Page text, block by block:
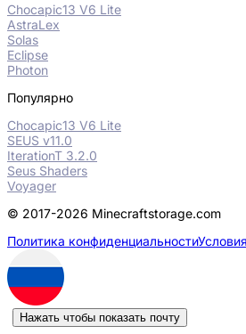
Chocapic13 V6 Lite
AstraLex
Solas
Eclipse
Photon
Популярно
Chocapic13 V6 Lite
SEUS v11.0
IterationT 3.2.0
Seus Shaders
Voyager
© 2017-2026 Minecraftstorage.com
Политика конфиденциальности
Нажать чтобы показать почту